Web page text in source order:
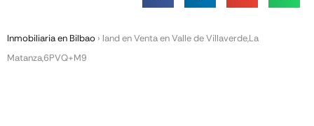
Inmobiliaria en Bilbao › land en Venta en Valle de Villaverde,La
Matanza,6PVQ+M9